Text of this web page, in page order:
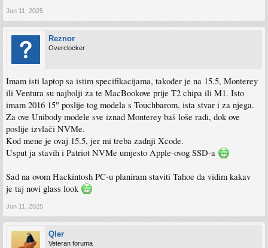
Jun 11, 2025
Reznor
Overclocker
Imam isti laptop sa istim specifikacijama, također je na 15.5, Monterey
ili Ventura su najbolji za te MacBookove prije T2 chipa ili M1. Isto
imam 2016 15" poslije tog modela s Touchbarom, ista stvar i za njega.
Za ove Unibody modele sve iznad Monterey baš loše radi, dok ove
poslije izvlači NVMe.
Kod mene je ovaj 15.5, jer mi treba zadnji Xcode.
Usput ja stavih i Patriot NVMe umjesto Apple-ovog SSD-a
Sad na ovom Hackintosh PC-u planiram staviti Tahoe da vidim kakav
je taj novi glass look
Jun 11, 2025
Qler
Veteran foruma